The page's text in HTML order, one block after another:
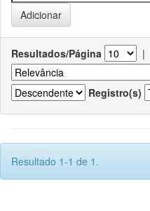
Resultados/Página |
Registro(s)
Resultado 1-1 de 1.